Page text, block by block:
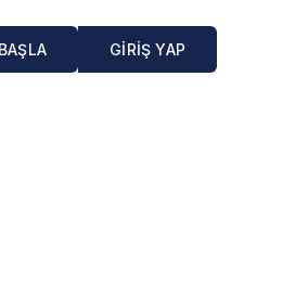
GİRİŞ YAP